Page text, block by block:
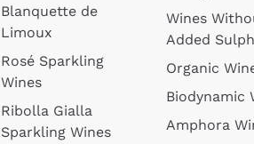
Blanquette de
Limoux
Rosé Sparkling
Wines
Ribolla Gialla
Sparkling Wines
Wines
Added
Organic
Biodynamic
Amphora